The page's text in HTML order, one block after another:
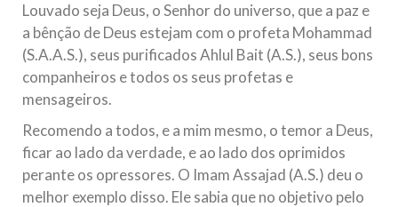
Louvado seja Deus, o Senhor do universo, que a paz e
a bênção de Deus estejam com o profeta Mohammad
(S.A.A.S.), seus purificados Ahlul Bait (A.S.), seus bons
companheiros e todos os seus profetas e
mensageiros.
Recomendo a todos, e a mim mesmo, o temor a Deus,
ficar ao lado da verdade, e ao lado dos oprimidos
perante os opressores. O Imam Assajad (A.S.) deu o
melhor exemplo disso. Ele sabia que no objetivo pelo